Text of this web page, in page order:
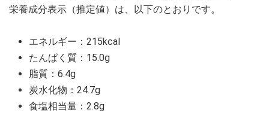
栄養成分表示（推定値）は、以下のとおりです。
エネルギー：215kcal
たんぱく質：15.0g
脂質：6.4g
炭水化物：24.7g
食塩相当量：2.8g